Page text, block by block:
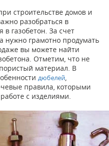
строительстве домов и
разобраться в
газобетон. За счет
нужно грамотно продумать
вы можете найти
Отметим, что не
материал. В
дюбелей
правила, которыми
с изделиями.